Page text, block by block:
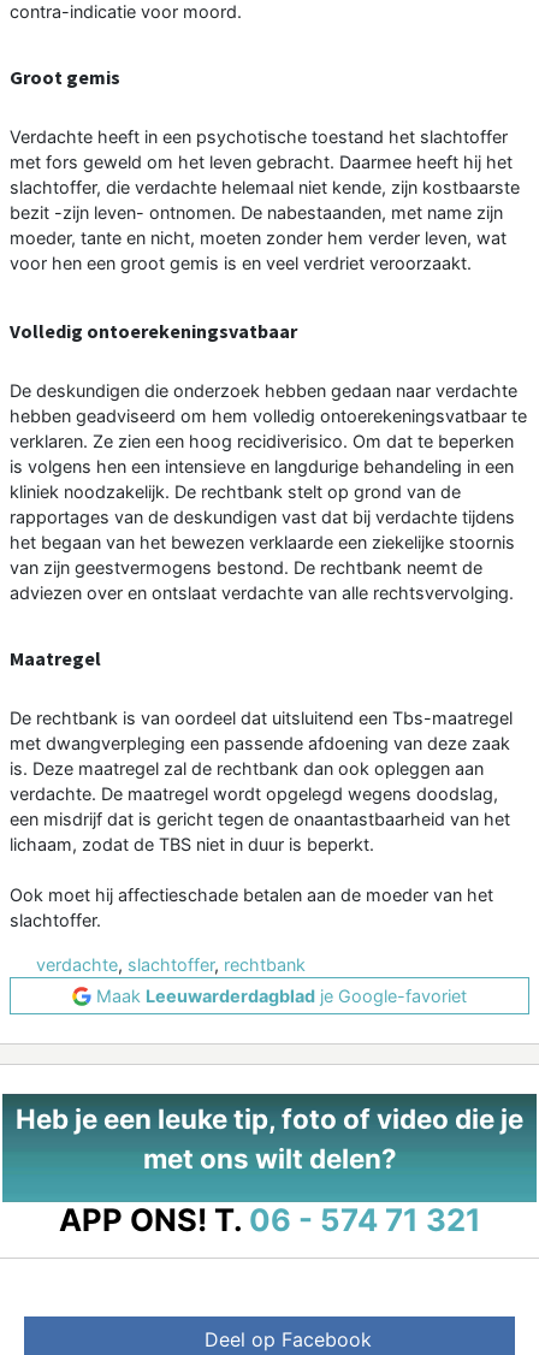
contra-indicatie voor moord.
Groot gemis
Verdachte heeft in een psychotische toestand het slachtoffer
met fors geweld om het leven gebracht. Daarmee heeft hij het
slachtoffer, die verdachte helemaal niet kende, zijn kostbaarste
bezit -zijn leven- ontnomen. De nabestaanden, met name zijn
moeder, tante en nicht, moeten zonder hem verder leven, wat
voor hen een groot gemis is en veel verdriet veroorzaakt.
Volledig ontoerekeningsvatbaar
De deskundigen die onderzoek hebben gedaan naar verdachte
hebben geadviseerd om hem volledig ontoerekeningsvatbaar te
verklaren. Ze zien een hoog recidiverisico. Om dat te beperken
is volgens hen een intensieve en langdurige behandeling in een
kliniek noodzakelijk. De rechtbank stelt op grond van de
rapportages van de deskundigen vast dat bij verdachte tijdens
het begaan van het bewezen verklaarde een ziekelijke stoornis
van zijn geestvermogens bestond. De rechtbank neemt de
adviezen over en ontslaat verdachte van alle rechtsvervolging.
Maatregel
De rechtbank is van oordeel dat uitsluitend een Tbs-maatregel
met dwangverpleging een passende afdoening van deze zaak
is. Deze maatregel zal de rechtbank dan ook opleggen aan
verdachte. De maatregel wordt opgelegd wegens doodslag,
een misdrijf dat is gericht tegen de onaantastbaarheid van het
lichaam, zodat de TBS niet in duur is beperkt.
Ook moet hij affectieschade betalen aan de moeder van het
slachtoffer.
verdachte, slachtoffer, rechtbank
Maak Leeuwarderdagblad je Google-favoriet
Heb je een leuke tip, foto of video die je
met ons wilt delen?
APP ONS! T. 06 - 574 71 321
Deel op Facebook